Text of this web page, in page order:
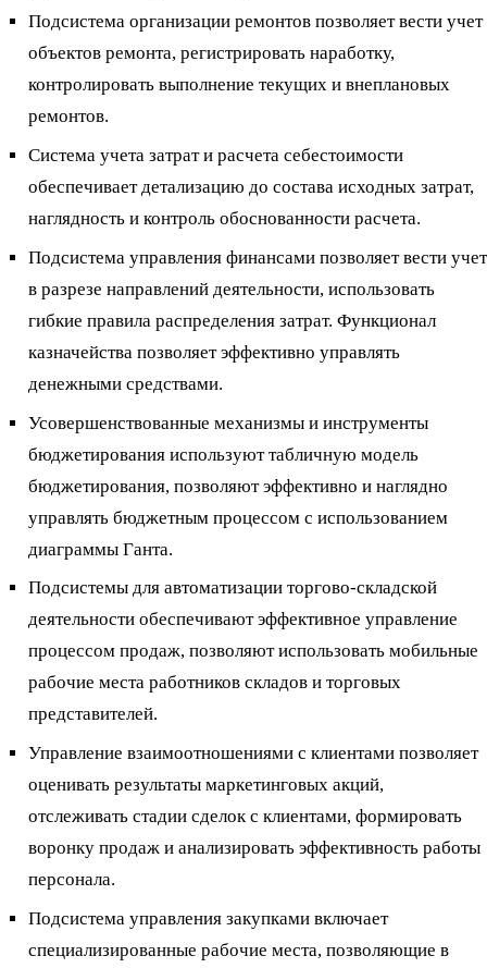
Подсистема организации ремонтов позволяет вести учет
объектов ремонта, регистрировать наработку,
контролировать выполнение текущих и внеплановых
ремонтов.
Система учета затрат и расчета себестоимости
обеспечивает детализацию до состава исходных затрат,
наглядность и контроль обоснованности расчета.
Подсистема управления финансами позволяет вести учет
в разрезе направлений деятельности, использовать
гибкие правила распределения затрат. Функционал
казначейства позволяет эффективно управлять
денежными средствами.
Усовершенствованные механизмы и инструменты
бюджетирования используют табличную модель
бюджетирования, позволяют эффективно и наглядно
управлять бюджетным процессом с использованием
диаграммы Ганта.
Подсистемы для автоматизации торгово-складской
деятельности обеспечивают эффективное управление
процессом продаж, позволяют использовать мобильные
рабочие места работников складов и торговых
представителей.
Управление взаимоотношениями с клиентами позволяет
оценивать результаты маркетинговых акций,
отслеживать стадии сделок с клиентами, формировать
воронку продаж и анализировать эффективность работы
персонала.
Подсистема управления закупками включает
специализированные рабочие места, позволяющие в